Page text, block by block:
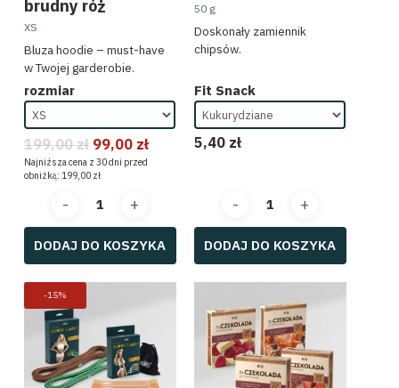
brudny róż
XS
Bluza hoodie – must-have
w Twojej garderobie.
199,00zł 99,00 zł
rozmiar
Najniższa cena z 30 dni przed
obniżką: 199,00 zł
DODAJ DO KOSZYKA
50 g
Doskonały zamiennik
chipsów.
5,40 zł
Fit Snack
DODAJ DO KOSZYKA
-15%